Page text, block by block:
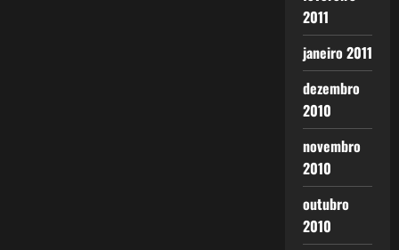
2011
janeiro 2011
dezembro
2010
novembro
2010
outubro
2010